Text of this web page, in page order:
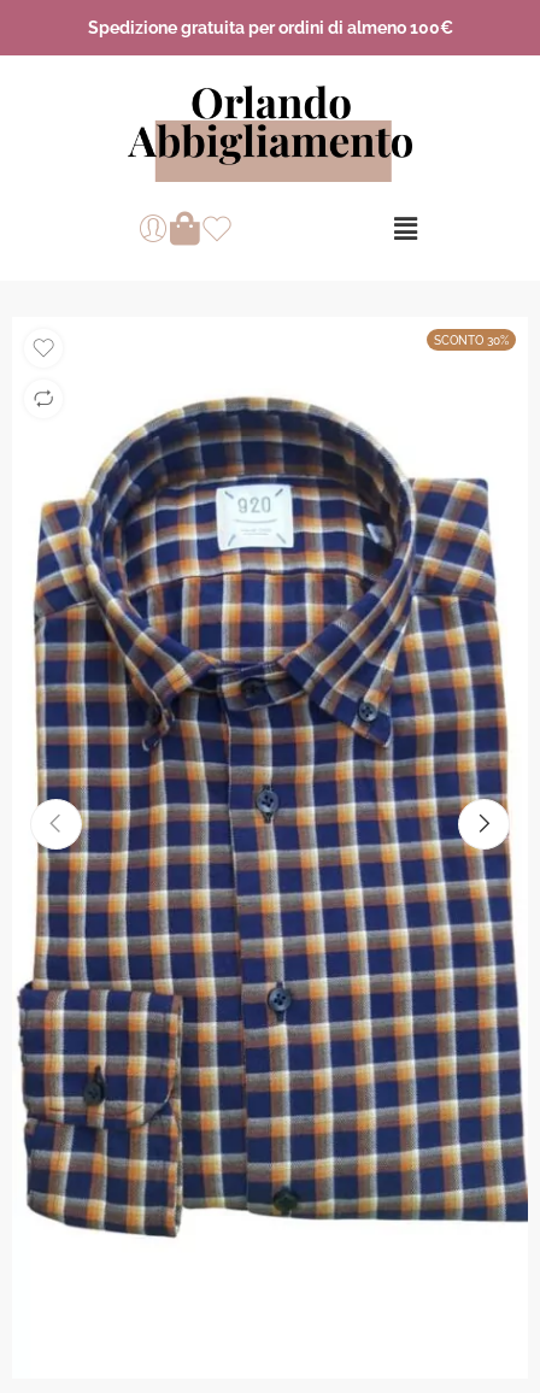
Spedizione gratuita per ordini di almeno 100€
SCONTO 30%